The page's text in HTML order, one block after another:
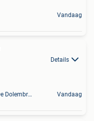
Vandaag
Details
Esneux + Partie De Dolembreux Vandaag